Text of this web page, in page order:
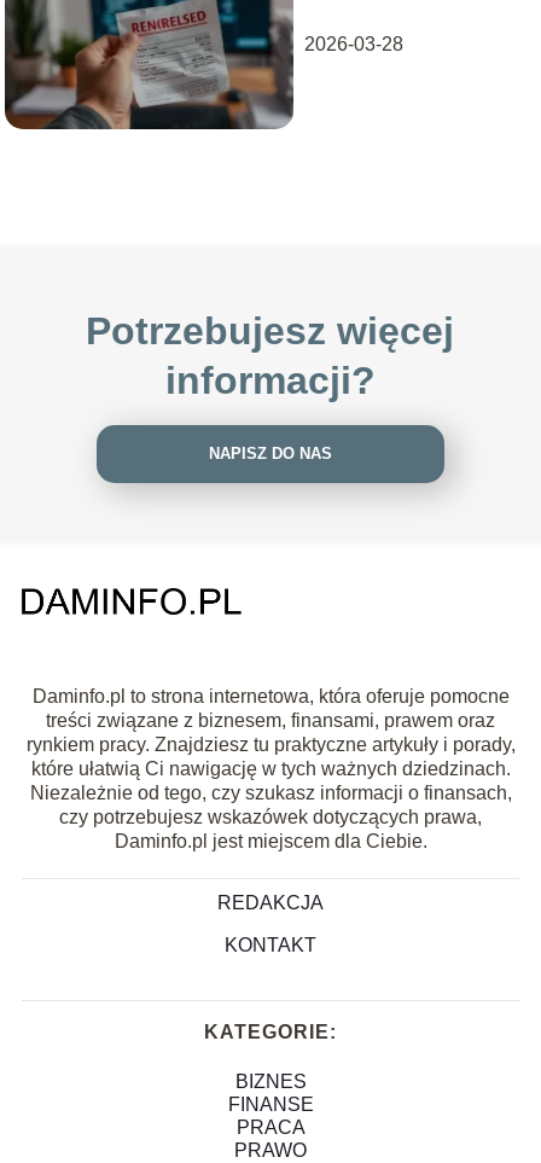
2026-03-28
Potrzebujesz więcej
informacji?
NAPISZ DO NAS
Daminfo.pl to strona internetowa, która oferuje pomocne
treści związane z biznesem, finansami, prawem oraz
rynkiem pracy. Znajdziesz tu praktyczne artykuły i porady,
które ułatwią Ci nawigację w tych ważnych dziedzinach.
Niezależnie od tego, czy szukasz informacji o finansach,
czy potrzebujesz wskazówek dotyczących prawa,
Daminfo.pl jest miejscem dla Ciebie.
REDAKCJA
KONTAKT
KATEGORIE:
BIZNES
FINANSE
PRACA
PRAWO